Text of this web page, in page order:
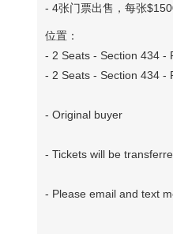
- 4张门票出售，每张
位置：
- 2 Seats - Section 434 -
- 2 Seats - Section 434 -
- Original buyer
- Tickets will be
- Please email and text